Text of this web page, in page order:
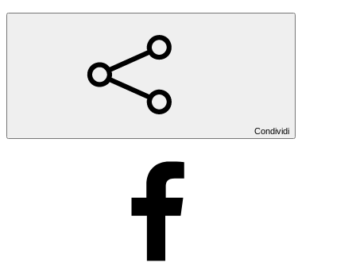
Condividi